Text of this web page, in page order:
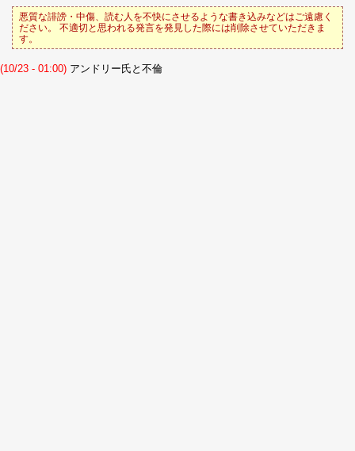
悪質な誹謗・中傷、読む人を不快にさせるような書き込みなどはご遠慮く
ださい。 不適切と思われる発言を発見した際には削除させていただきま
す。
(10/23 - 01:00) アンドリー氏と不倫